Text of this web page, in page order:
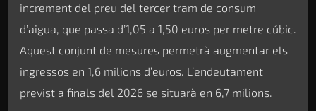
increment del preu del tercer tram de consum
d’aigua, que passa d’1,05 a 1,50 euros per metre cúbic.
Aquest conjunt de mesures permetrà augmentar els
ingressos en 1,6 milions d’euros. L’endeutament
previst a finals del 2026 se situarà en 6,7 milions.